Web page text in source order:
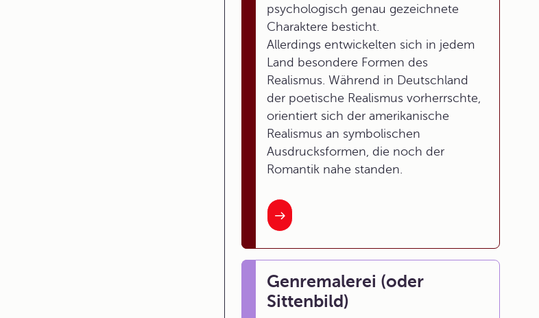
psychologisch genau gezeichnete
Charaktere besticht.
Allerdings entwickelten sich in jedem
Land besondere Formen des
Realismus. Während in Deutschland
der poetische Realismus vorherrschte,
orientiert sich der amerikanische
Realismus an symbolischen
Ausdrucksformen, die noch der
Romantik nahe standen.
Genremalerei (oder
Sittenbild)